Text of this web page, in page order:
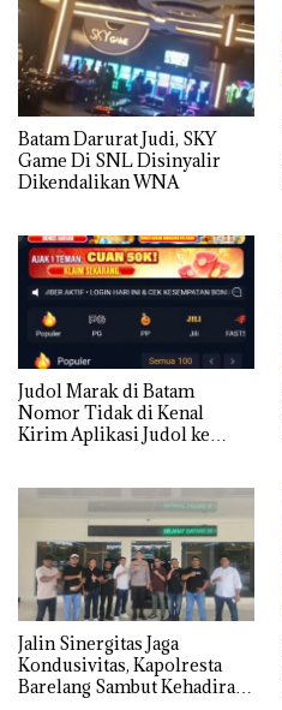
Batam Darurat Judi, SKY
Game Di SNL Disinyalir
Dikendalikan WNA
Judol Marak di Batam
Nomor Tidak di Kenal
Kirim Aplikasi Judol ke
Jalin Sinergitas Jaga
Kondusivitas, Kapolresta
Barelang Sambut Kehadiran